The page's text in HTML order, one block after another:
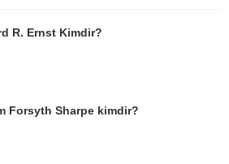
R. Ernst Kimdir?
Forsyth Sharpe kimdir?